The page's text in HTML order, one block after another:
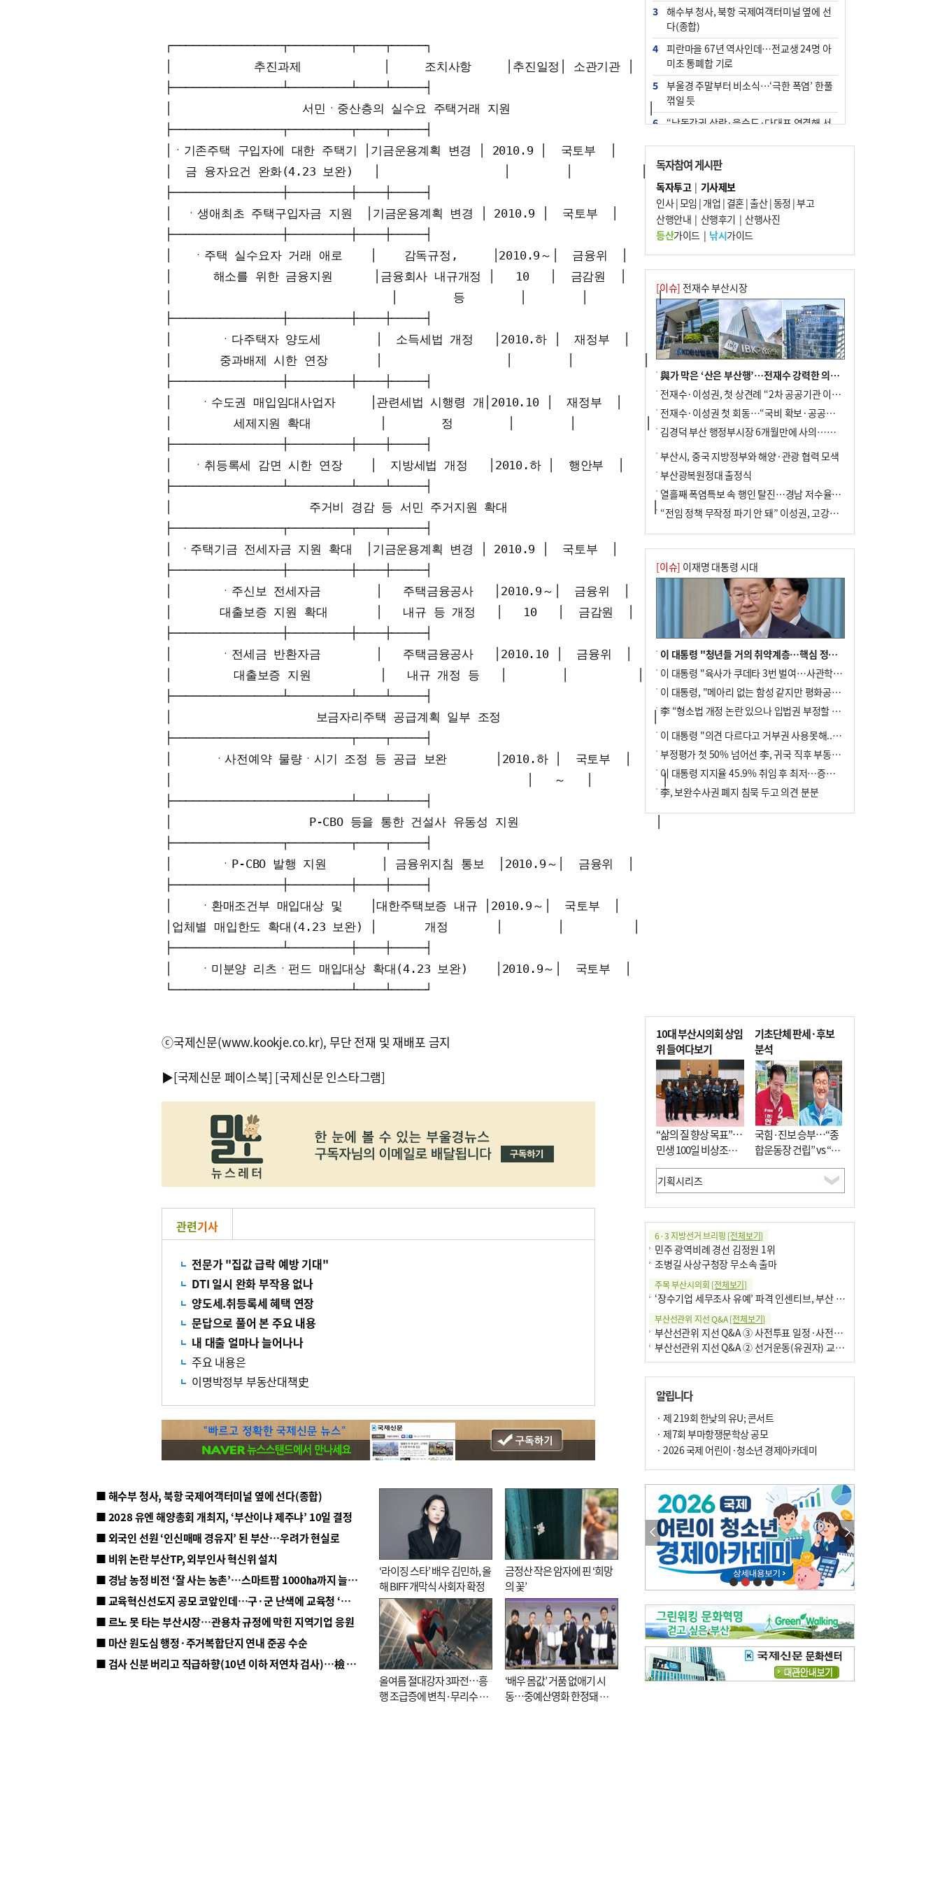
┌────────────────┬─────────┬────┬─────┐
│            추진과제            │     조치사항     │추진일정│ 소관기관 │
├────────────────┴─────────┴────┴─────┤
│                   서민ㆍ중산층의 실수요 주택거래 지원                    │
├────────────────┬─────────┬────┬─────┤
│ㆍ기존주택 구입자에 대한 주택기 │기금운용계획 변경 │ 2010.9 │  국토부  │
│  금 융자요건 완화(4.23 보완)   │                  │        │          │
├────────────────┼─────────┼────┼─────┤
│  ㆍ생애최초 주택구입자금 지원  │기금운용계획 변경 │ 2010.9 │  국토부  │
├────────────────┼─────────┼────┼─────┤
│   ㆍ주택 실수요자 거래 애로    │    감독규정,     │2010.9～│  금융위  │
│      해소를 위한 금융지원      │금융회사 내규개정 │   10   │  금감원  │
│                                │        등        │        │          │
├────────────────┼─────────┼────┼─────┤
│       ㆍ다주택자 양도세        │  소득세법 개정   │2010.하 │  재정부  │
│       중과배제 시한 연장       │                  │        │          │
├────────────────┼─────────┼────┼─────┤
│    ㆍ수도권 매입임대사업자     │관련세법 시행령 개│2010.10 │  재정부  │
│         세제지원 확대          │        정        │        │          │
├────────────────┼─────────┼────┼─────┤
│   ㆍ취등록세 감면 시한 연장    │  지방세법 개정   │2010.하 │  행안부  │
├────────────────┴─────────┴────┴─────┤
│                    주거비 경감 등 서민 주거지원 확대                     │
├────────────────┬─────────┬────┬─────┤
│ ㆍ주택기금 전세자금 지원 확대  │기금운용계획 변경 │ 2010.9 │  국토부  │
├────────────────┼─────────┼────┼─────┤
│       ㆍ주신보 전세자금        │   주택금융공사   │2010.9～│  금융위  │
│       대출보증 지원 확대       │   내규 등 개정   │   10   │  금감원  │
├────────────────┼─────────┼────┼─────┤
│       ㆍ전세금 반환자금        │   주택금융공사   │2010.10 │  금융위  │
│         대출보증 지원          │   내규 개정 등   │        │          │
├────────────────┴─────────┴────┴─────┤
│                     보금자리주택 공급계획 일부 조정                      │
├──────────────────────────┬────┬─────┤
│      ㆍ사전예약 물량ㆍ시기 조정 등 공급 보완       │2010.하 │  국토부  │
│                                　                  │   ～   │          │
├──────────────────────────┴────┴─────┤
│                    P-CBO 등을 통한 건설사 유동성 지원                    │
├────────────────┬─────────┬────┬─────┤
│       ㆍP-CBO 발행 지원        │ 금융위지침 통보  │2010.9～│  금융위  │
├────────────────┼─────────┼────┼─────┤
│    ㆍ환매조건부 매입대상 및    │대한주택보증 내규 │2010.9～│  국토부  │
│업체별 매입한도 확대(4.23 보완) │       개정       │        │          │
├────────────────┴─────────┼────┼─────┤
│    ㆍ미분양 리츠ㆍ펀드 매입대상 확대(4.23 보완)    │2010.9～│  국토부  │
ⓒ국제신문(www.kookje.co.kr), 무단 전재 및 재배포 금지
▶[국제신문 페이스북] [국제신문 인스타그램]
관련기사
전문가 "집값 급락 예방 기대"
DTI 일시 완화 부작용 없나
양도세.취등록세 혜택 연장
문답으로 풀어 본 주요 내용
내 대출 얼마나 늘어나나
주요 내용은
이명박정부 부동산대책史
■ 해수부 청사, 북항 국제여객터미널 옆에 선다(종합)
■ 2028 유엔 해양총회 개최지, ‘부산이냐 제주냐’ 10일 결정
■ 외국인 선원 ‘인신매매 경유지’ 된 부산…우려가 현실로
■ 비위 논란 부산TP, 외부인사 혁신위 설치
■ 경남 농정 비전 ‘잘 사는 농촌’…스마트팜 1000㏊까지 늘린다
■ 교육혁신선도지 공모 코앞인데…구·군 난색에 교육청 ‘쩔쩔’
■ 르노 못 타는 부산시장…관용차 규정에 막힌 지역기업 응원
■ 마산 원도심 행정·주거복합단지 연내 준공 수순
■ 검사 신분 버리고 직급하향(10년 이하 저연차 검사)…檢 중수청행 기피
‘라이징 스타’ 배우 김민하, 올
해 BIFF 개막식 사회자 확정
금정산 작은 암자에 핀 ‘희망
의 꽃’
올여름 절대강자 3파전…흥
행 조급증에 변칙·무리수 마
‘배우 몸값’ 거품 없애기 시
동…중예산영화 한정돼 실
3
해수부 청사, 북항 국제여객터미널 옆에 선
다(종합)
4
피란마을 67년 역사인데…전교생 24명 아
미초 통폐합 기로
5
부울경 주말부터 비소식…‘극한 폭염’ 한풀
꺾일 듯
6
“낙동강권 삼락·을숙도·다대포 연결해 서
7
오늘의 날씨- 2026년 8월 7일
8
외국인 선원 ‘인신매매 경유지’ 된 부산…
우려가 현실로
9
[사설] 해수부 신청사 북항으로 확정, 해양
수도 도약의 전환점
10 르노 못 타는 부산시장…관용차 규정에 막
힌 지역기업 응원
독자참여 게시판
독자투고| 기사제보
인사|모임 | 개업 | 결혼|출산|동정 |부고
산행안내 | 산행후기 | 산행사진
등산가이드| 낚시가이드
[이슈] 전재수 부산시장
與가 막은 ‘산은 부산행’…전재수 강력한 의지 표명 없인 공염불
전재수·이성권, 첫 상견례 “2차 공공기관 이전 초당 협력”(종합)
전재수·이성권 첫 회동…“국비 확보·공공기관 이전 협력”
김경덕 부산 행정부시장 6개월만에 사의…후임 인선 촉각
부산시, 중국 지방정부와 해양·관광 협력 모색
부산광복원정대 출정식
열흘째 폭염특보 속 행인 탈진…경남 저수율 평년의 절반
“전임 정책 무작정 파기 안 돼” 이성권, 고강도 ‘전재수 견제’ 예고
[이슈] 이재명 대통령 시대
이 대통령 "청년들 거의 취약계층…핵심 정책 재편""
이 대통령 "육사가 쿠데타 3번 벌여…사관학교 통합 신속히 추진"
이 대통령, "메아리 없는 함성 같지만 평화공존책 계속해야"
李 “형소법 개정 논란 있으나 입법권 부정할 만큼은 아냐”(종합)
이 대통령 "의견 다르다고 거부권 사용못해.. 입법권 부정할 상황이라 보기 어려워"
부정평가 첫 50% 넘어선 李, 귀국 직후 부동산·증시 점검(종합)
이 대통령 지지율 45.9% 취임 후 최저…증시 폭락·연임 개헌 논란 영향
李, 보완수사권 폐지 침묵 두고 의견 분분
10대 부산시의회 상임
위 들여다보기
“삶의 질 향상 목표”…
민생 100일 비상조치
면밀 심사
기초단체 판세·후보
분석
국힘·진보 승부…“종
합운동장 건립” vs “출
근 공공버스 도입”
6·3 지방선거 브리핑 [전체보기]
민주 광역비례 경선 김정원 1위
조병길 사상구청장 무소속 출마
주목 부산시의회 [전체보기]
‘장수기업 세무조사 유예’ 파격 인센티브, 부산 유출 막을까
부산선관위 지선 Q&A[전체보기]
부산선관위 지선 Q&A ③ 사전투표 일정·사전투표함 보관
부산선관위 지선 Q&A ② 선거운동(유권자) 교육감투표용지
알립니다
· 제 219회 한낮의 유U; 콘서트
· 제7회 부마항쟁문학상 공모
· 2026 국제 어린이·청소년 경제아카데미